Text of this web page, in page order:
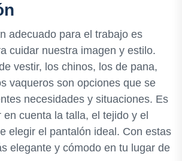
adecuado para el trabajo es
cuidar nuestra imagen y estilo.
vestir, los chinos, los de pana,
vaqueros son opciones que se
necesidades y situaciones. Es
cuenta la talla, el tejido y el
elegir el pantalón ideal. Con estas
elegante y cómodo en tu lugar de